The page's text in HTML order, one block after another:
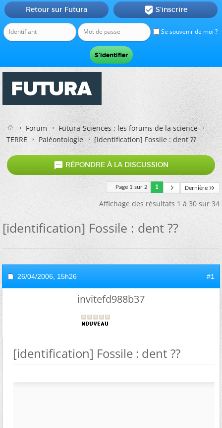
Se souvenir de moi ?
Retour sur Futura  S'inscrire
Forum
Futura-Sciences : les forums de la science
TERRE
Paléontologie [identification] Fossile : dent ??
 RÉPONDRE À LA DISCUSSION
Page 1 sur 2 1 Dernière
Affichage des résultats 1 à 30 sur 34
[identification] Fossile : dent ??
26/04/2006, 15h26 #1
invitefd988b37
[identification] Fossile : dent ??